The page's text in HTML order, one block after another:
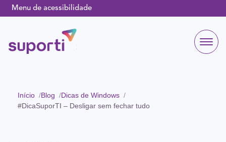
Menu de acessibilidade
Início Blog
Dicas de Windows
#DicaSuporTI – Desligar sem fechar tudo